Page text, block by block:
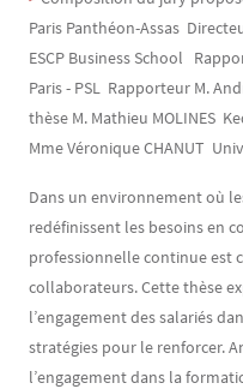
Paris Panthéon-Assas
ESCP Business School
Paris - PSL Rapporteur M.
thèse M. Mathieu MOLINES
Mme Véronique CHANUT
Dans un environnement où
redéfinissent les besoins en
professionnelle continue est
collaborateurs. Cette thèse
l’engagement des salariés
stratégies pour le renforcer.
l’engagement dans la